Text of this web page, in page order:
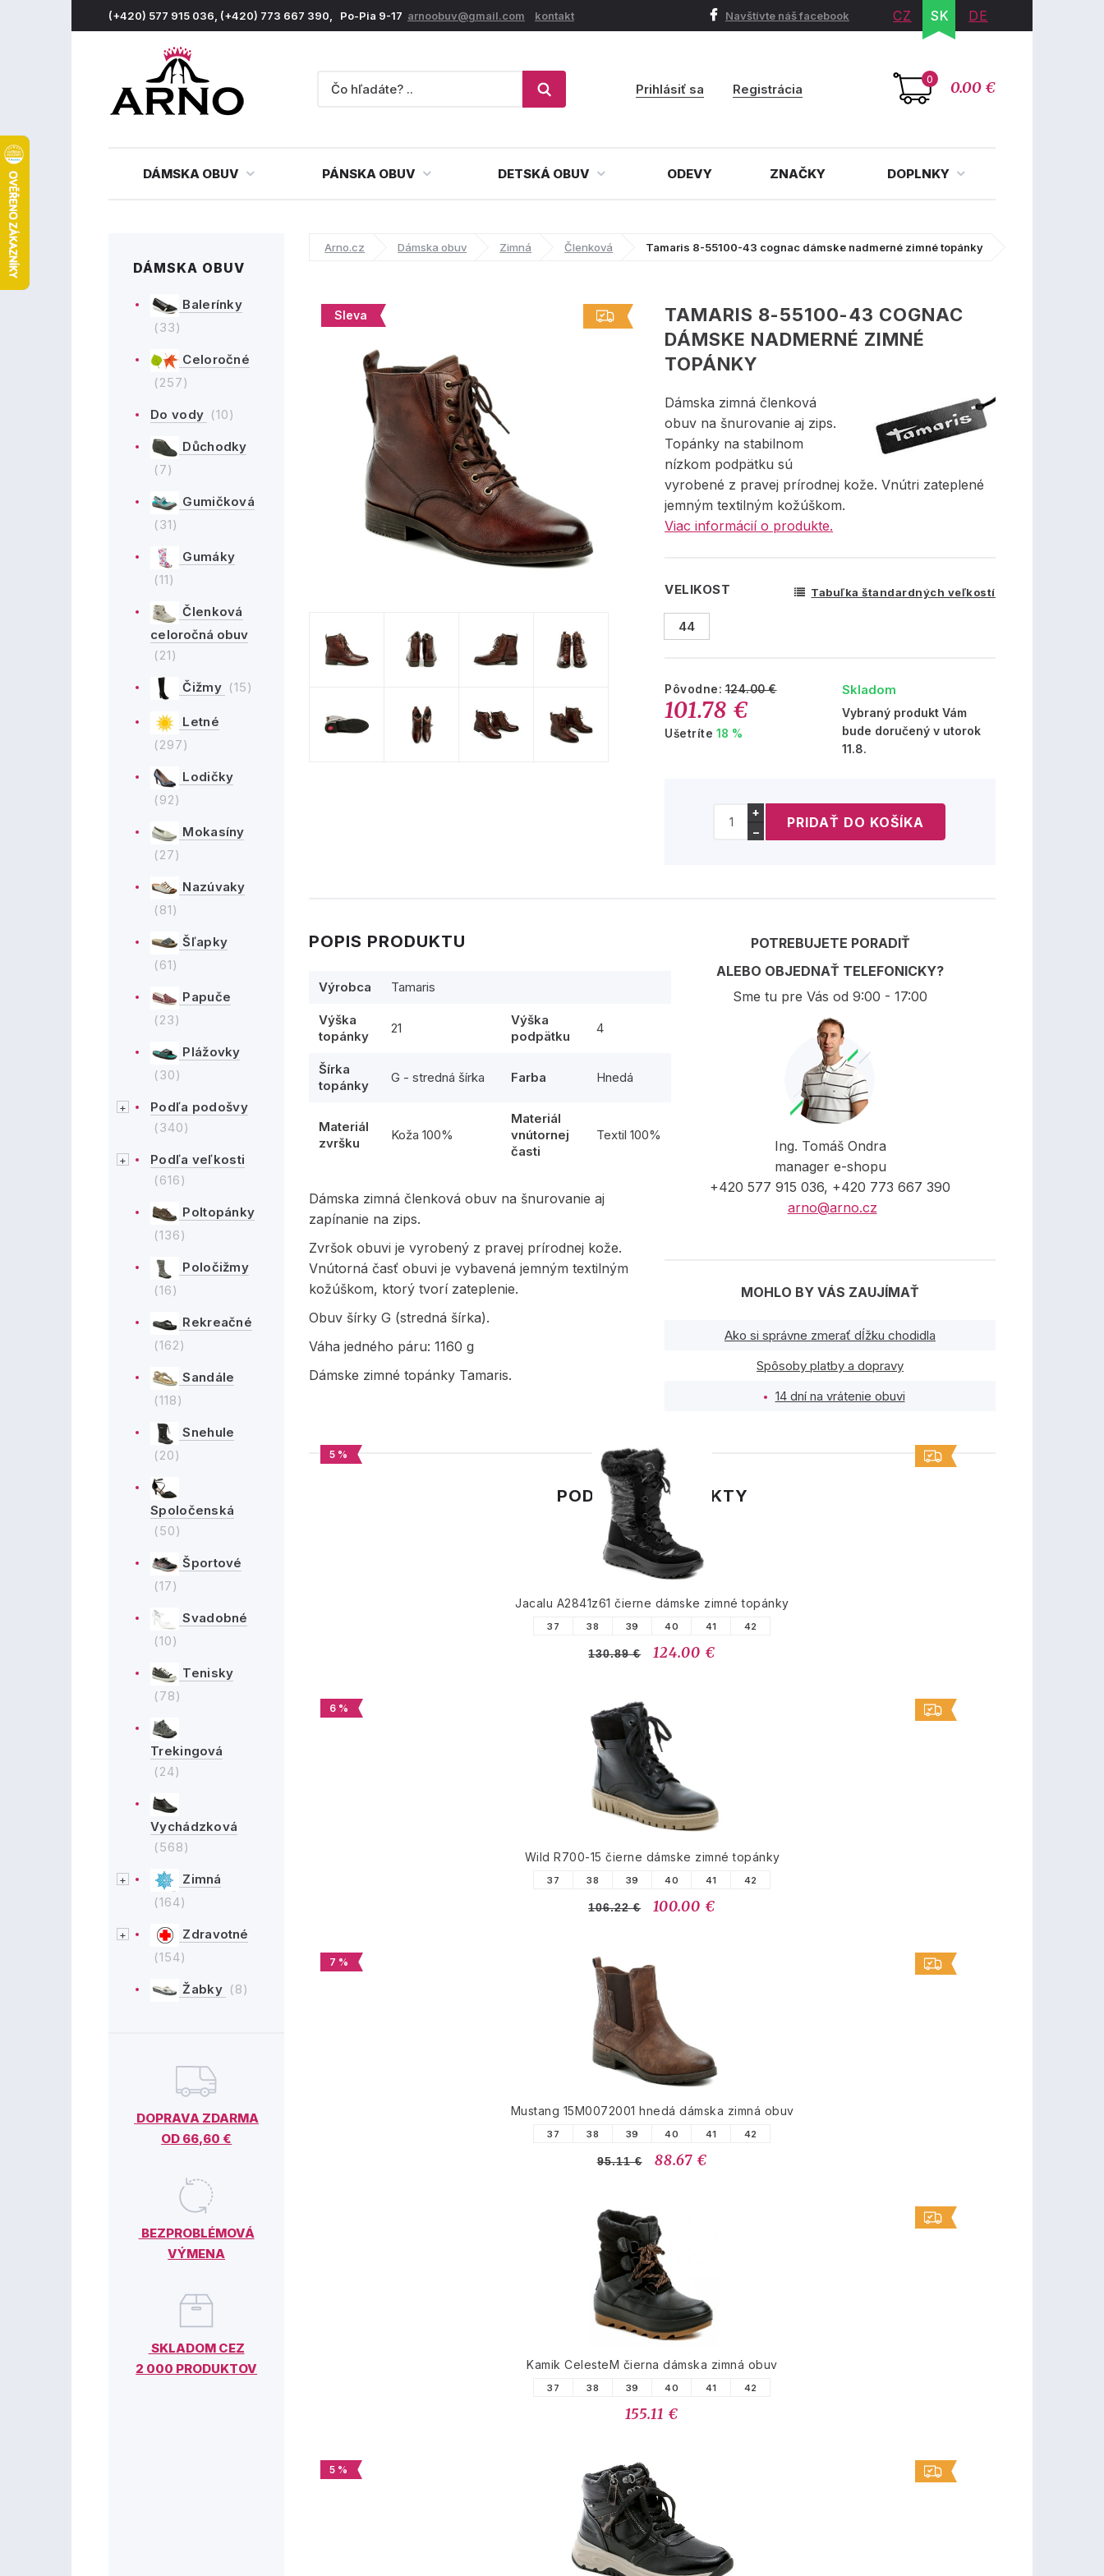
(+420) 577 915 036, (+420) 773 667 390, Po-Pia 9-17 arnoobuv@gmail.com kontakt Navštívte náš facebook CZ SK DE
0 0.00 €
Prihlásiť sa Registrácia
DÁMSKA OBUV PÁNSKA OBUV DETSKÁ OBUV ODEVY ZNAČKY DOPLNKY
DÁMSKA OBUV
Balerínky
(33)
Celoročné
(257)
Do vody (10)
Důchodky
(7)
Gumičková
(31)
Gumáky
(11)
Členková
celoročná obuv
(21)
Čižmy (15)
Letné
(297)
Lodičky
(92)
Mokasíny
(27)
Nazúvaky
(81)
Šľapky
(61)
Papuče
(23)
Plážovky
(30)
Podľa podošvy
(340)
Podľa veľkosti
(616)
Poltopánky
(136)
Poločižmy
(16)
Rekreačné
(162)
Sandále
(118)
Snehule
(20)
Spoločenská
(50)
Športové
(17)
Svadobné
(10)
Tenisky
(78)
Trekingová
(24)
Vychádzková
(568)
Zimná
(164)
Zdravotné
(154)
Žabky (8)
DOPRAVA ZDARMA
OD 66,60 €
BEZPROBLÉMOVÁ
VÝMENA
SKLADOM CEZ
2 000 PRODUKTOV
Arno.cz Dámska obuv Zimná Členková Tamaris 8-55100-43 cognac dámske nadmerné zimné topánky
Sleva
TAMARIS 8-55100-43 COGNAC
DÁMSKE NADMERNÉ ZIMNÉ
TOPÁNKY
Dámska zimná členková
obuv na šnurovanie aj zips.
Topánky na stabilnom
nízkom podpätku sú
vyrobené z pravej prírodnej kože. Vnútri zateplené
jemným textilným kožúškom.
Viac informácií o produkte.
VELIKOST Tabuľka štandardných veľkostí
44
Pôvodne:124.00 €
101.78 €
Ušetríte 18 %
Skladom
Vybraný produkt Vám
bude doručený v utorok
11.8.
+
−
POPIS PRODUKTU
Výrobca Tamaris
Výška
topánky
21
Výška
podpätku
4
Šírka
topánky
G - stredná šírka Farba Hnedá
Materiál
zvršku
Koža 100%
Materiál
vnútornej
časti
Textil 100%
Dámska zimná členková obuv na šnurovanie aj
zapínanie na zips.
Zvršok obuvi je vyrobený z pravej prírodnej kože.
Vnútorná časť obuvi je vybavená jemným textilným
kožúškom, ktorý tvorí zateplenie.
Obuv šírky G (stredná šírka).
Váha jedného páru: 1160 g
Dámske zimné topánky Tamaris.
POTREBUJETE PORADIŤ
ALEBO OBJEDNAŤ TELEFONICKY?
Sme tu pre Vás od 9:00 - 17:00
Ing. Tomáš Ondra
manager e-shopu
+420 577 915 036, +420 773 667 390
arno@arno.cz
MOHLO BY VÁS ZAUJÍMAŤ
Ako si správne zmerať dĺžku chodidla
Spôsoby platby a dopravy
14 dní na vrátenie obuvi
PODOBNÉ PRODUKTY
5 %
Jacalu A2841z61 čierne dámske zimné topánky
37 38 39 40 41 42
130.89 € 124.00 €
6 %
Wild R700-15 čierne dámske zimné topánky
37 38 39 40 41 42
106.22 € 100.00 €
7 %
Mustang 15M0072001 hnedá dámska zimná obuv
37 38 39 40 41 42
95.11 € 88.67 €
Kamik CelesteM čierna dámska zimná obuv
37 38 39 40 41 42
155.11 €
5 %